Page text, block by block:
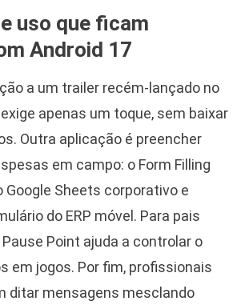
uso que ficam
Android 17
a um trailer recém-lançado no
apenas um toque, sem baixar
Outra aplicação é preencher
em campo: o Form Filling
Google Sheets corporativo e
do ERP móvel. Para pais
Point ajuda a controlar o
em jogos. Por fim, profissionais
ditar mensagens mesclando